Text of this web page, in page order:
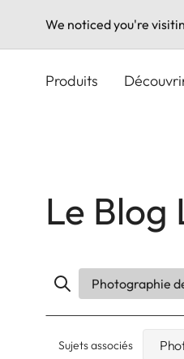
We noticed you're
Produits
Le
Photographie
Sujets associés